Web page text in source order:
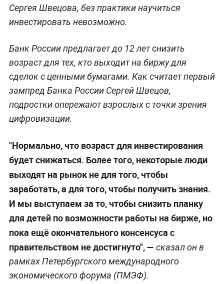
Сергея Швецова, без практики научиться
инвестировать невозможно.
Банк России предлагает до 12 лет снизить
возраст для тех, кто выходит на биржу для
сделок с ценными бумагами. Как считает первый
зампред Банка России Сергей Швецов,
подростки опережают взрослых с точки зрения
цифровизации.
"Нормально, что возраст для инвестирования
будет снижаться. Более того, некоторые люди
выходят на рынок не для того, чтобы
заработать, а для того, чтобы получить знания.
И мы выступаем за то, чтобы снизить планку
для детей по возможности работы на бирже, но
пока ещё окончательного консенсуса с
правительством не достигнуто", — сказал он в
рамках Петербургского международного
экономического форума (ПМЭФ).